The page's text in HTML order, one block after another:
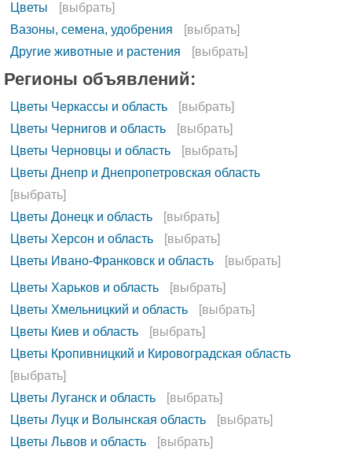
Цветы
[выбрать]
Вазоны, семена, удобрения
[выбрать]
Другие животные и растения
[выбрать]
Регионы объявлений:
Цветы Черкассы и область
[выбрать]
Цветы Чернигов и область
[выбрать]
Цветы Черновцы и область
[выбрать]
Цветы Днепр и Днепропетровская область
[выбрать]
Цветы Донецк и область
[выбрать]
Цветы Херсон и область
[выбрать]
Цветы Ивано-Франковск и область
[выбрать]
Цветы Харьков и область
[выбрать]
Цветы Хмельницкий и область
[выбрать]
Цветы Киев и область
[выбрать]
Цветы Кропивницкий и Кировоградская область
[выбрать]
Цветы Луганск и область
[выбрать]
Цветы Луцк и Волынская область
[выбрать]
Цветы Львов и область
[выбрать]